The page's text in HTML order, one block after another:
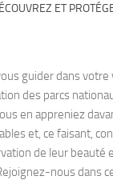
ET
guider dans votre
des parcs
en appreniez
et, ce faisant,
de leur beauté
nous dans